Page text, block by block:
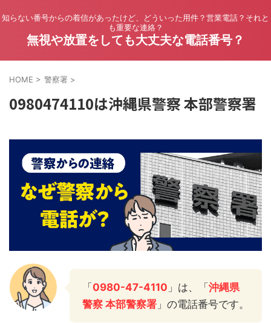
知らない番号からの着信があったけど、どういった用件？営業電話？それと
も重要な連絡？
無視や放置をしても大丈夫な電話番号？
HOME > 警察署 >
0980474110は沖縄県警察 本部警察署
「 0980-47-4110 」は、「 沖縄県
警察 本部警察署 」の電話番号です。